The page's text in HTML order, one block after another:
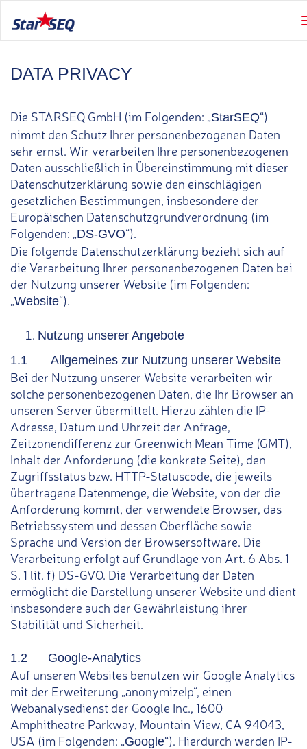
DATA PRIVACY
Die STARSEQ GmbH (im Folgenden: „StarSEQ“)
nimmt den Schutz Ihrer personenbezogenen Daten
sehr ernst. Wir verarbeiten Ihre personenbezogenen
Daten ausschließlich in Übereinstimmung mit dieser
Datenschutzerklärung sowie den einschlägigen
gesetzlichen Bestimmungen, insbesondere der
Europäischen Datenschutzgrundverordnung (im
Folgenden: „DS-GVO“).
Die folgende Datenschutzerklärung bezieht sich auf
die Verarbeitung Ihrer personenbezogenen Daten bei
der Nutzung unserer Website (im Folgenden:
„Website“).
Nutzung unserer Angebote
1.1 Allgemeines zur Nutzung unserer Website
Bei der Nutzung unserer Website verarbeiten wir
solche personenbezogenen Daten, die Ihr Browser an
unseren Server übermittelt. Hierzu zählen die IP-
Adresse, Datum und Uhrzeit der Anfrage,
Zeitzonendifferenz zur Greenwich Mean Time (GMT),
Inhalt der Anforderung (die konkrete Seite), den
Zugriffsstatus bzw. HTTP-Statuscode, die jeweils
übertragene Datenmenge, die Website, von der die
Anforderung kommt, der verwendete Browser, das
Betriebssystem und dessen Oberfläche sowie
Sprache und Version der Browsersoftware. Die
Verarbeitung erfolgt auf Grundlage von Art. 6 Abs. 1
S. 1 lit. f) DS-GVO. Die Verarbeitung der Daten
ermöglicht die Darstellung unserer Website und dient
insbesondere auch der Gewährleistung ihrer
Stabilität und Sicherheit.
1.2 Google-Analytics
Auf unseren Websites benutzen wir Google Analytics
mit der Erweiterung „anonymizeIp“, einen
Webanalysedienst der Google Inc., 1600
Amphitheatre Parkway, Mountain View, CA 94043,
USA (im Folgenden: „Google“). Hierdurch werden IP-